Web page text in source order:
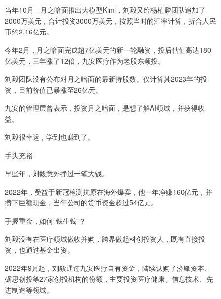
当年10月，月之暗面推出大模型Kimi，刘毅又给杨植麟团队追加了
2000万美元，合计投资3000万美元，按照当时的汇率计算，折合人民
币约2.16亿元。
今年2月，月之暗面完成超7亿美元的新一轮融资，投后估值高达180
亿美元，三年涨了12倍，九安医疗作为老股东领投。
刘毅团队没有公布对月之暗面的最新持股数。仅计算其2023年的投
资，目前价值已暴涨至26亿元。
九安的管理层曾表示，投资月之暗面，是想了解AI领域，并获得收
益。
刘毅很幸运，学到也赚到了。
手头充裕
早些年，刘毅意外挣过一笔大钱。
2022年，受益于新冠检测抗原在海外爆卖，他一年净赚160亿元，并
攒下巨额现金，当年公司的货币资金超过54亿元。
手握重金，如何“钱生钱”？
刘毅没有在医疗领域做收并购，跨界做起科创投资人，既有直接投
资，也通过基金出资。
2022年9月起，刘毅通过九安医疗自有资金，陆续认购了济峰资本、
砺思创投等27家创投机构的份额，主要投资医疗健康、信息技术、先
进制造等领域。